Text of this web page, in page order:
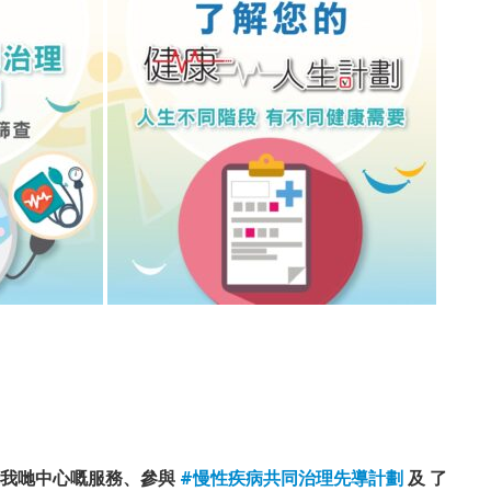
哋中心嘅服務、參與 #慢性疾病共同治理先導計劃及 了